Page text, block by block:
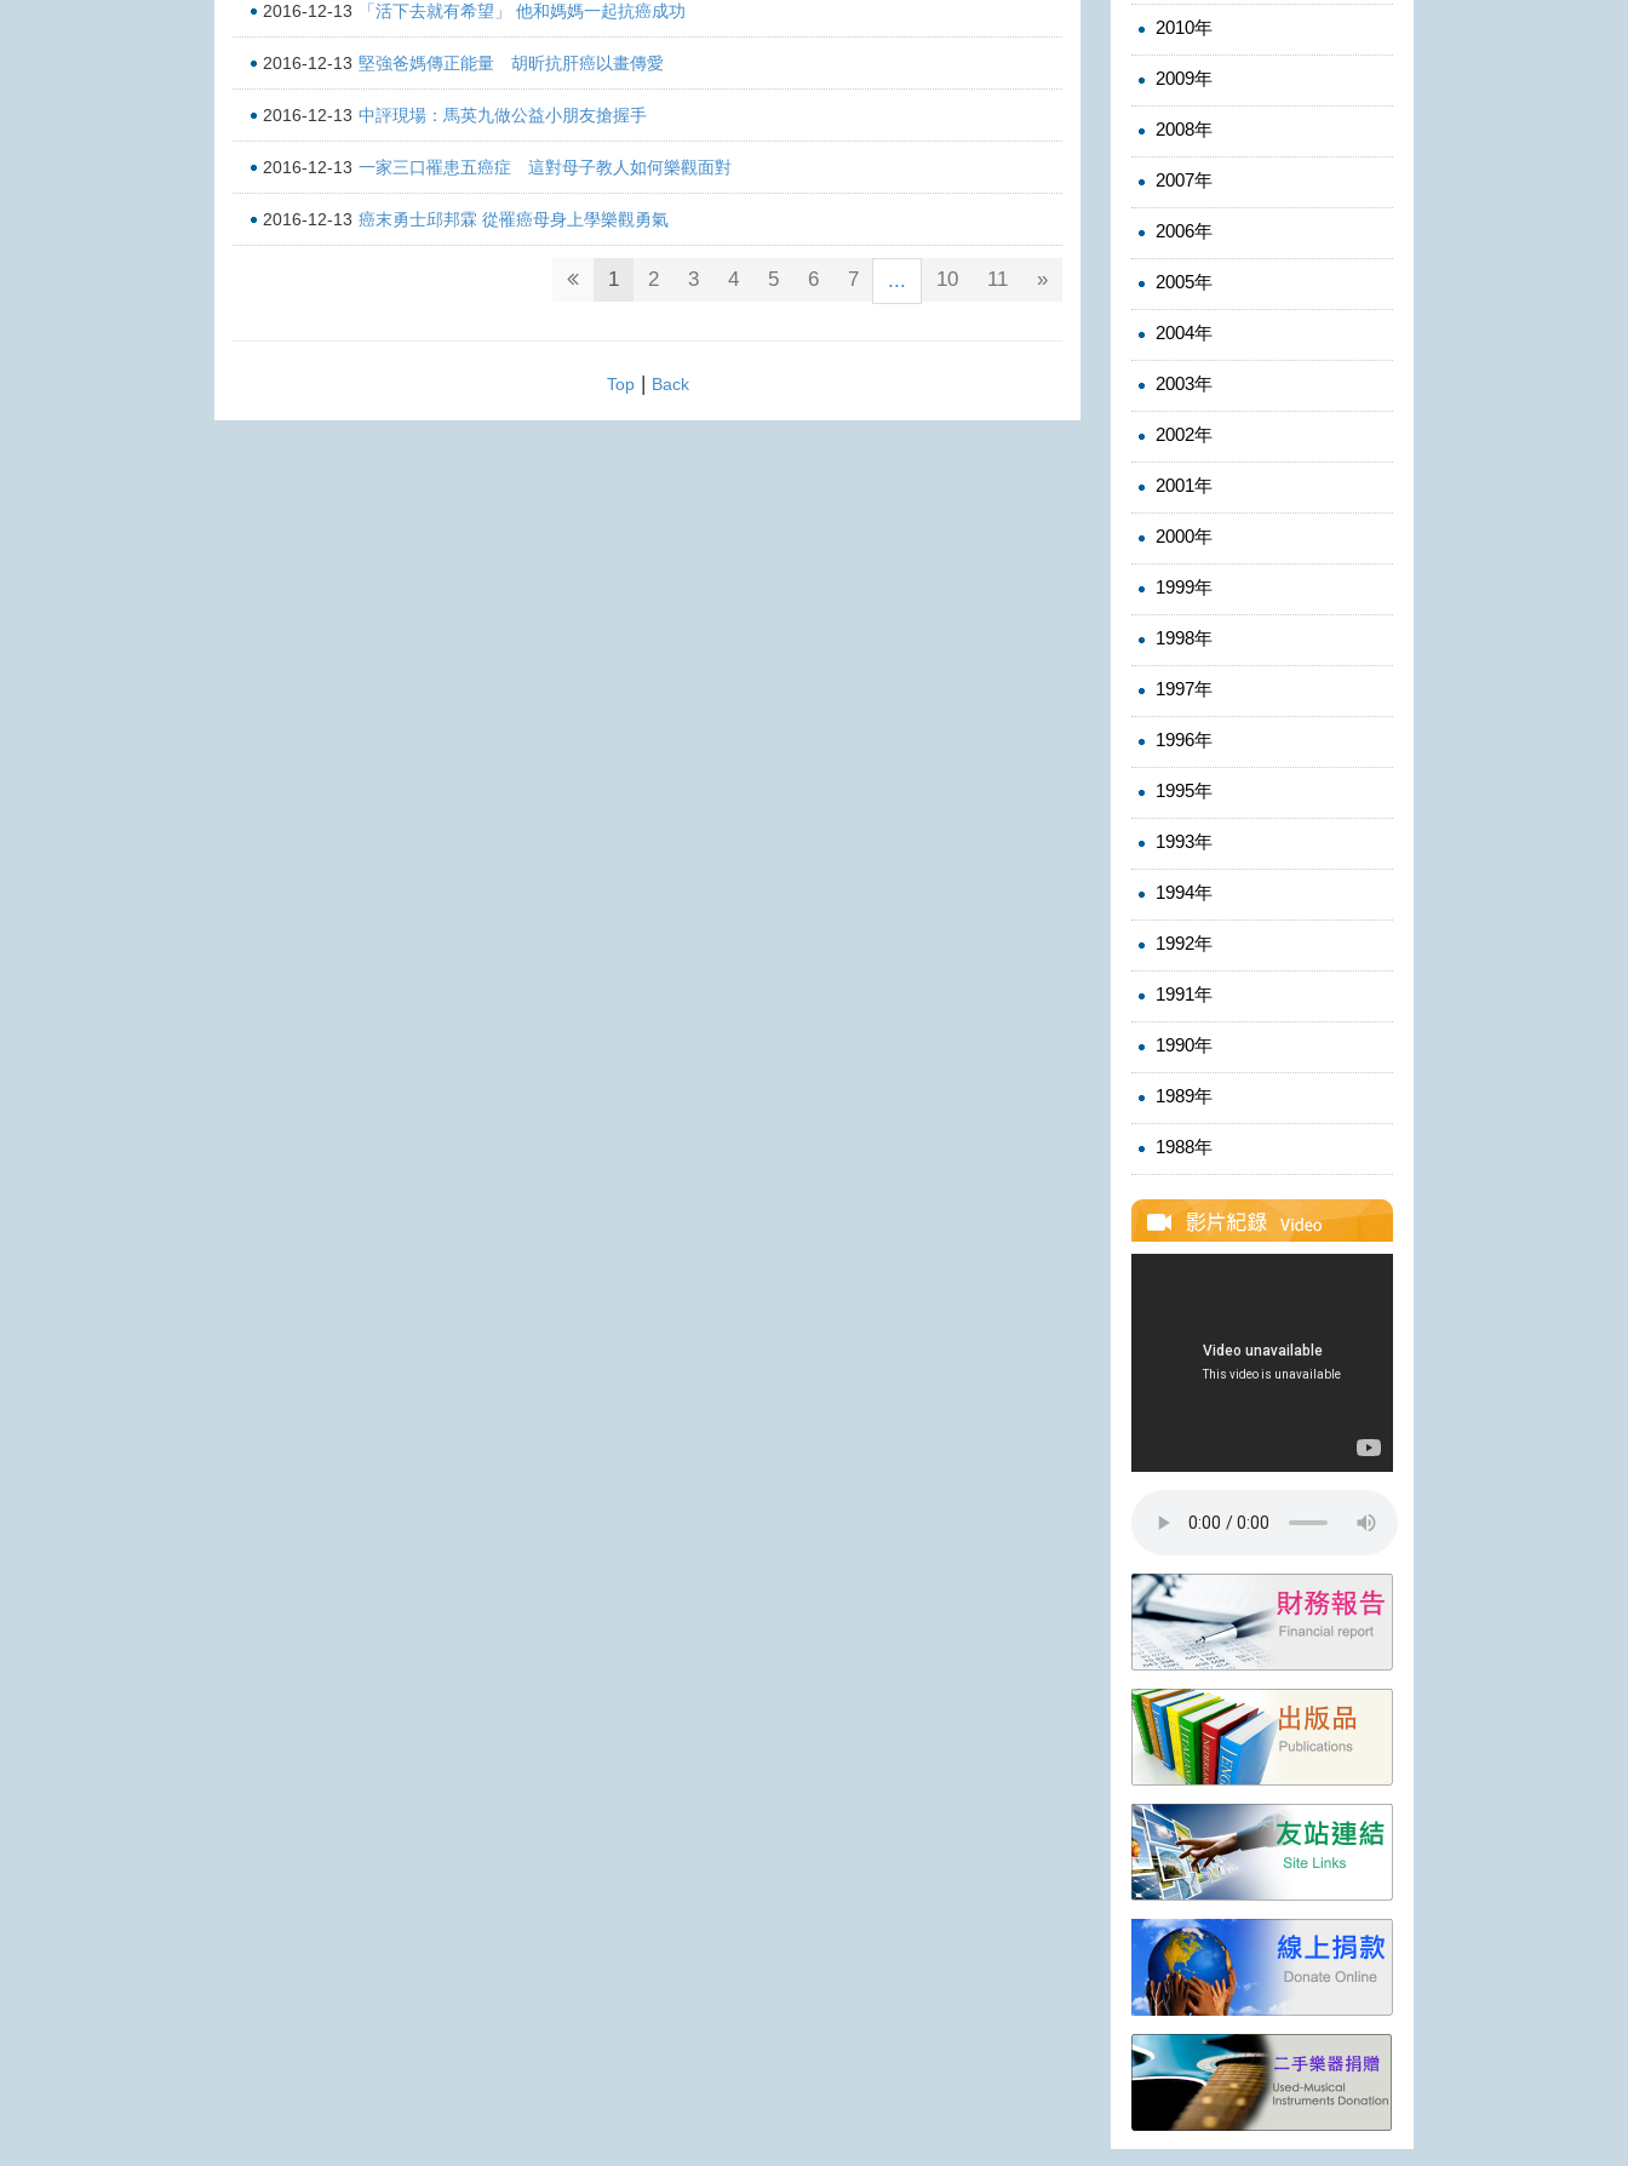
2016-12-13 「活下去就有希望」 他和媽媽一起抗癌成功
2016-12-13 堅強爸媽傳正能量 胡昕抗肝癌以畫傳愛
2016-12-13 中評現場：馬英九做公益小朋友搶握手
2016-12-13 一家三口罹患五癌症 這對母子教人如何樂觀面對
2016-12-13 癌末勇士邱邦霖 從罹癌母身上學樂觀勇氣
1 2 3 4 5 6 7 ... 10 11 »
Top| Back
2010年
2009年
2008年
2007年
2006年
2005年
2004年
2003年
2002年
2001年
2000年
1999年
1998年
1997年
1996年
1995年
1993年
1994年
1992年
1991年
1990年
1989年
1988年